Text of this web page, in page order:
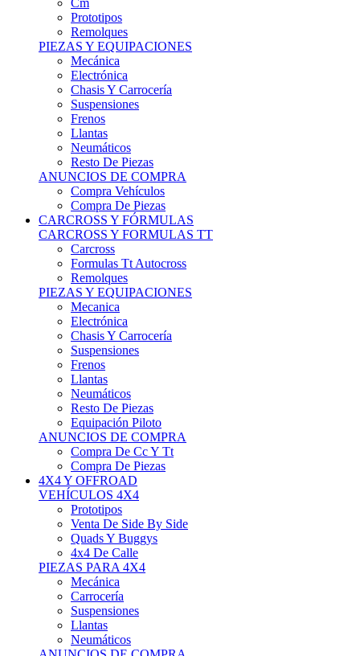
Remolques
PIEZAS Y EQUIPACIONES
Mecánica
Electrónica
Chasis Y Carrocería
Suspensiones
Frenos
Llantas
Neumáticos
Resto De Piezas
ANUNCIOS DE COMPRA
Compra Vehículos
Compra De Piezas
CARCROSS Y FÓRMULAS
CARCROSS Y FORMULAS TT
Carcross
Formulas Tt Autocross
Remolques
PIEZAS Y EQUIPACIONES
Mecanica
Electrónica
Chasis Y Carrocería
Suspensiones
Frenos
Llantas
Neumáticos
Resto De Piezas
Equipación Piloto
ANUNCIOS DE COMPRA
Compra De Cc Y Tt
Compra De Piezas
4X4 Y OFFROAD
VEHÍCULOS 4X4
Prototipos
Venta De Side By Side
Quads Y Buggys
4x4 De Calle
PIEZAS PARA 4X4
Mecánica
Carrocería
Suspensiones
Llantas
Neumáticos
ANUNCIOS DE COMPRA
Compra De 4x4